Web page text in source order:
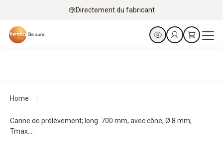
Directement du fabricant
Home
Canne de prélèvement; long. 700 mm, avec cône; Ø 8 mm;
Tmax....